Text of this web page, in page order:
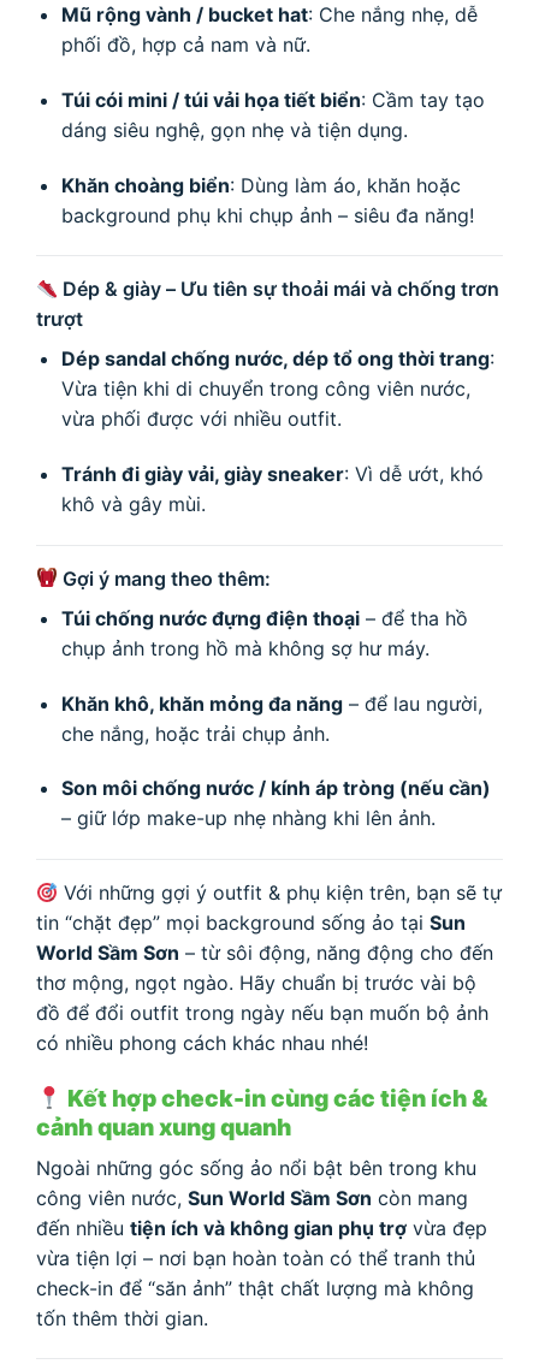
Mũ rộng vành / bucket hat: Che nắng nhẹ, dễ
phối đồ, hợp cả nam và nữ.
Túi cói mini / túi vải họa tiết biển: Cầm tay tạo
dáng siêu nghệ, gọn nhẹ và tiện dụng.
Khăn choàng biển: Dùng làm áo, khăn hoặc
background phụ khi chụp ảnh – siêu đa năng!
Dép & giày – Ưu tiên sự thoải mái và chống trơn
trượt
Dép sandal chống nước, dép tổ ong thời trang:
Vừa tiện khi di chuyển trong công viên nước,
vừa phối được với nhiều outfit.
Tránh đi giày vải, giày sneaker: Vì dễ ướt, khó
khô và gây mùi.
Gợi ý mang theo thêm:
Túi chống nước đựng điện thoại– để tha hồ
chụp ảnh trong hồ mà không sợ hư máy.
Khăn khô, khăn mỏng đa năng– để lau người,
che nắng, hoặc trải chụp ảnh.
Son môi chống nước / kính áp tròng (nếu cần)
– giữ lớp make-up nhẹ nhàng khi lên ảnh.
Với những gợi ý outfit & phụ kiện trên, bạn sẽ tự
tin “chặt đẹp” mọi background sống ảo tại Sun
World Sầm Sơn – từ sôi động, năng động cho đến
thơ mộng, ngọt ngào. Hãy chuẩn bị trước vài bộ
đồ để đổi outfit trong ngày nếu bạn muốn bộ ảnh
có nhiều phong cách khác nhau nhé!
Kết hợp check-in cùng các tiện ích &
cảnh quan xung quanh
Ngoài những góc sống ảo nổi bật bên trong khu
công viên nước, Sun World Sầm Sơn còn mang
đến nhiều tiện ích và không gian phụ trợ vừa đẹp
vừa tiện lợi – nơi bạn hoàn toàn có thể tranh thủ
check-in để “săn ảnh” thật chất lượng mà không
tốn thêm thời gian.